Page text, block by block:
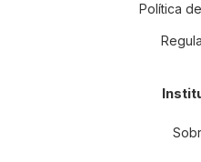
Política